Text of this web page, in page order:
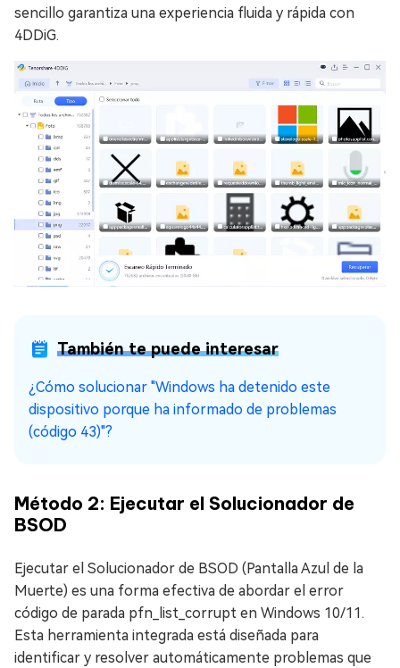
sencillo garantiza una experiencia fluida y rápida con
4DDiG.
También te puede interesar
¿Cómo solucionar "Windows ha detenido este
dispositivo porque ha informado de problemas
(código 43)"?
Método 2: Ejecutar el Solucionador de
BSOD
Ejecutar el Solucionador de BSOD (Pantalla Azul de la
Muerte) es una forma efectiva de abordar el error
código de parada pfn_list_corrupt en Windows 10/11.
Esta herramienta integrada está diseñada para
identificar y resolver automáticamente problemas que